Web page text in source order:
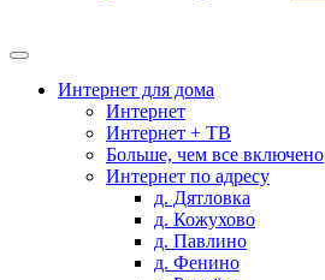
Интернет для дома
Интернет
Интернет + ТВ
Больше, чем все включено
Интернет по адресу
д. Дятловка
д. Кожухово
д. Павлино
д. Фенино